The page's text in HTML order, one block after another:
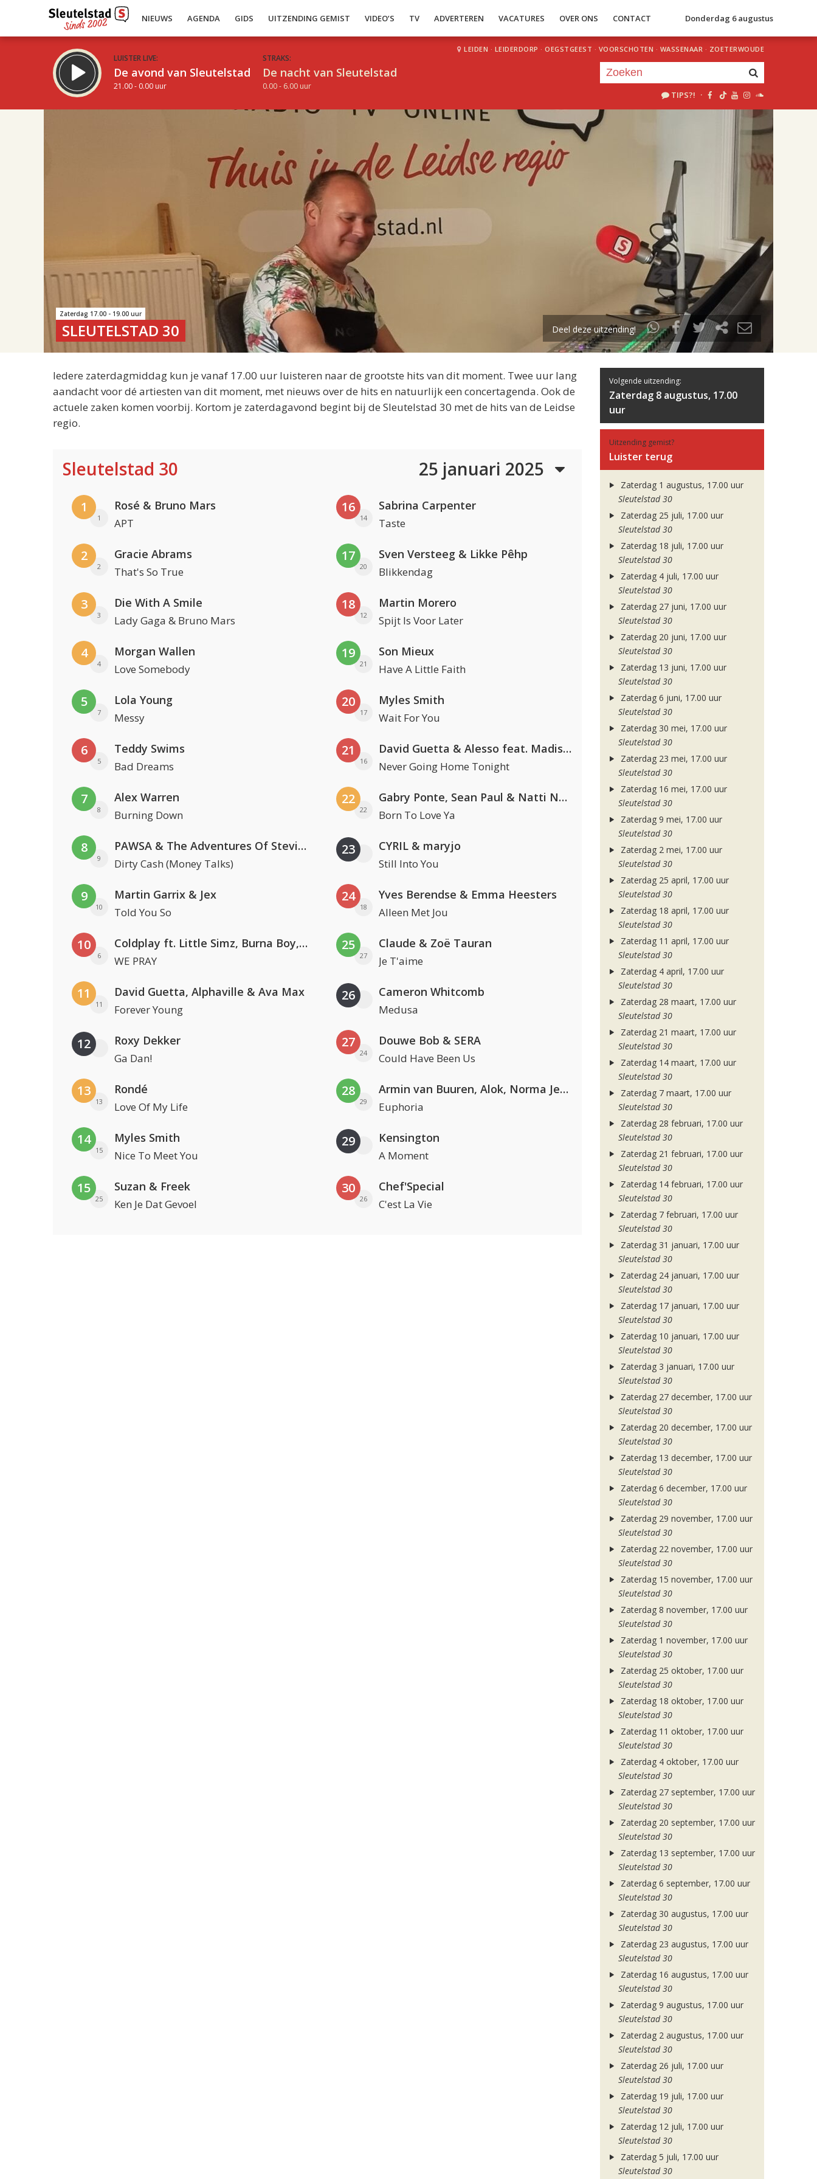
NIEUWS AGENDA GIDS UITZENDING GEMIST VIDEO’S TV ADVERTEREN VACATURES OVER ONS CONTACT Donderdag 6 augustus
LUISTER LIVE:
De avond van Sleutelstad
21.00 - 0.00 uur
STRAKS:
De nacht van Sleutelstad
0.00 - 6.00 uur
LEIDEN · LEIDERDORP · OEGSTGEEST · VOORSCHOTEN · WASSENAAR · ZOETERWOUDE
TIPS?! ·
uur 1 van 2
Volgend uur
Zaterdag 17.00 - 19.00 uur
SLEUTELSTAD 30 Deel deze uitzending!
Iedere zaterdagmiddag kun je vanaf 17.00 uur luisteren naar de grootste hits van dit moment. Twee uur lang
aandacht voor dé artiesten van dit moment, met nieuws over de hits en natuurlijk een concertagenda. Ook de
actuele zaken komen voorbij. Kortom je zaterdagavond begint bij de Sleutelstad 30 met de hits van de Leidse
regio.
Sleutelstad 30 25 januari 2025
1
1
Rosé & Bruno Mars
APT
2
2
Gracie Abrams
That's So True
3
3
Die With A Smile
Lady Gaga & Bruno Mars
4
4
Morgan Wallen
Love Somebody
5
7
Lola Young
Messy
6
5
Teddy Swims
Bad Dreams
7
8
Alex Warren
Burning Down
8
9
PAWSA & The Adventures Of Stevie V
Dirty Cash (Money Talks)
9
10
Martin Garrix & Jex
Told You So
10
6
Coldplay ft. Little Simz, Burna Boy, Elyanna & Tini
WE PRAY
11
11
David Guetta, Alphaville & Ava Max
Forever Young
12 Roxy Dekker
Ga Dan!
13
13
Rondé
Love Of My Life
14
15
Myles Smith
Nice To Meet You
15
25
Suzan & Freek
Ken Je Dat Gevoel
16
14
Sabrina Carpenter
Taste
17
20
Sven Versteeg & Likke Pêhp
Blikkendag
18
12
Martin Morero
Spijt Is Voor Later
19
21
Son Mieux
Have A Little Faith
20
17
Myles Smith
Wait For You
21
16
David Guetta & Alesso feat. Madison Love
Never Going Home Tonight
22
22
Gabry Ponte, Sean Paul & Natti Natasha
Born To Love Ya
23 CYRIL & maryjo
Still Into You
24
18
Yves Berendse & Emma Heesters
Alleen Met Jou
25
27
Claude & Zoë Tauran
Je T'aime
26 Cameron Whitcomb
Medusa
27
24
Douwe Bob & SERA
Could Have Been Us
28
29
Armin van Buuren, Alok, Norma Jean Martine & LAWRENT
Euphoria
29 Kensington
A Moment
30
26
Chef'Special
C'est La Vie
Volgende uitzending:
Zaterdag 8 augustus, 17.00
uur
Uitzending gemist?
Luister terug
Zaterdag 1 augustus, 17.00 uur
Sleutelstad 30
Zaterdag 25 juli, 17.00 uur
Sleutelstad 30
Zaterdag 18 juli, 17.00 uur
Sleutelstad 30
Zaterdag 4 juli, 17.00 uur
Sleutelstad 30
Zaterdag 27 juni, 17.00 uur
Sleutelstad 30
Zaterdag 20 juni, 17.00 uur
Sleutelstad 30
Zaterdag 13 juni, 17.00 uur
Sleutelstad 30
Zaterdag 6 juni, 17.00 uur
Sleutelstad 30
Zaterdag 30 mei, 17.00 uur
Sleutelstad 30
Zaterdag 23 mei, 17.00 uur
Sleutelstad 30
Zaterdag 16 mei, 17.00 uur
Sleutelstad 30
Zaterdag 9 mei, 17.00 uur
Sleutelstad 30
Zaterdag 2 mei, 17.00 uur
Sleutelstad 30
Zaterdag 25 april, 17.00 uur
Sleutelstad 30
Zaterdag 18 april, 17.00 uur
Sleutelstad 30
Zaterdag 11 april, 17.00 uur
Sleutelstad 30
Zaterdag 4 april, 17.00 uur
Sleutelstad 30
Zaterdag 28 maart, 17.00 uur
Sleutelstad 30
Zaterdag 21 maart, 17.00 uur
Sleutelstad 30
Zaterdag 14 maart, 17.00 uur
Sleutelstad 30
Zaterdag 7 maart, 17.00 uur
Sleutelstad 30
Zaterdag 28 februari, 17.00 uur
Sleutelstad 30
Zaterdag 21 februari, 17.00 uur
Sleutelstad 30
Zaterdag 14 februari, 17.00 uur
Sleutelstad 30
Zaterdag 7 februari, 17.00 uur
Sleutelstad 30
Zaterdag 31 januari, 17.00 uur
Sleutelstad 30
Zaterdag 24 januari, 17.00 uur
Sleutelstad 30
Zaterdag 17 januari, 17.00 uur
Sleutelstad 30
Zaterdag 10 januari, 17.00 uur
Sleutelstad 30
Zaterdag 3 januari, 17.00 uur
Sleutelstad 30
Zaterdag 27 december, 17.00 uur
Sleutelstad 30
Zaterdag 20 december, 17.00 uur
Sleutelstad 30
Zaterdag 13 december, 17.00 uur
Sleutelstad 30
Zaterdag 6 december, 17.00 uur
Sleutelstad 30
Zaterdag 29 november, 17.00 uur
Sleutelstad 30
Zaterdag 22 november, 17.00 uur
Sleutelstad 30
Zaterdag 15 november, 17.00 uur
Sleutelstad 30
Zaterdag 8 november, 17.00 uur
Sleutelstad 30
Zaterdag 1 november, 17.00 uur
Sleutelstad 30
Zaterdag 25 oktober, 17.00 uur
Sleutelstad 30
Zaterdag 18 oktober, 17.00 uur
Sleutelstad 30
Zaterdag 11 oktober, 17.00 uur
Sleutelstad 30
Zaterdag 4 oktober, 17.00 uur
Sleutelstad 30
Zaterdag 27 september, 17.00 uur
Sleutelstad 30
Zaterdag 20 september, 17.00 uur
Sleutelstad 30
Zaterdag 13 september, 17.00 uur
Sleutelstad 30
Zaterdag 6 september, 17.00 uur
Sleutelstad 30
Zaterdag 30 augustus, 17.00 uur
Sleutelstad 30
Zaterdag 23 augustus, 17.00 uur
Sleutelstad 30
Zaterdag 16 augustus, 17.00 uur
Sleutelstad 30
Zaterdag 9 augustus, 17.00 uur
Sleutelstad 30
Zaterdag 2 augustus, 17.00 uur
Sleutelstad 30
Zaterdag 26 juli, 17.00 uur
Sleutelstad 30
Zaterdag 19 juli, 17.00 uur
Sleutelstad 30
Zaterdag 12 juli, 17.00 uur
Sleutelstad 30
Zaterdag 5 juli, 17.00 uur
Sleutelstad 30